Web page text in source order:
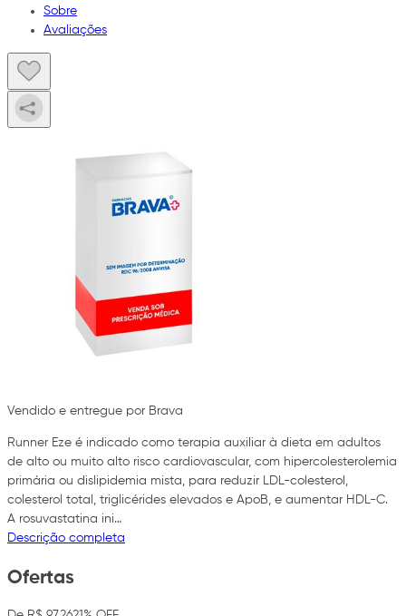
Sobre
Avaliações
Vendido e entregue por Brava
Runner Eze é indicado como terapia auxiliar à dieta em adultos
de alto ou muito alto risco cardiovascular, com hipercolesterolemia
primária ou dislipidemia mista, para reduzir LDL-colesterol,
colesterol total, triglicérides elevados e ApoB, e aumentar HDL-C.
A rosuvastatina ini…
Descrição completa
Ofertas